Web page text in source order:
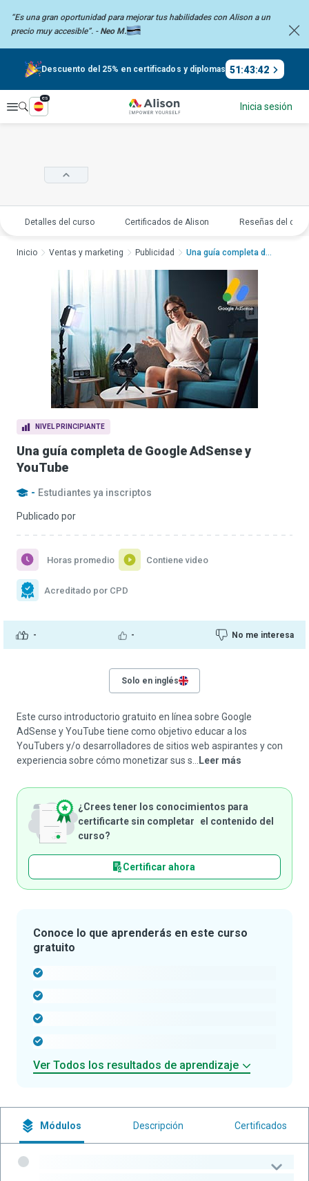
“Es una gran oportunidad para mejorar tus habilidades con Alison a un
preciomuy accesible”. - Neo M.
Descuento del 25% en certificados y diplomas 51:43:41
Explorar
es
Inicia sesión
Detalles del curso Certificados de Alison Reseñas del
NIVEL PRINCIPIANTE
Una guía completa de Google AdSense y
YouTube
- Estudiantes ya inscriptos
Publicado por
- - No me interesa
Horas promedio Contiene video
Acreditado por CPD
Inicio Ventas y marketing Publicidad Una guía completa de...
Solo en inglés
Este curso introductorio gratuito en línea sobre Google
AdSense y YouTube tiene como objetivo educar a los
YouTubers y/o desarrolladores de sitios web aspirantes y con
experiencia sobre cómo monetizar sus s...
Leer más
¿Crees tener los conocimientos para
certificarte sin completar el contenido del
curso?
Certificar ahora
Conoce lo que aprenderás en este curso
gratuito
Ver Todos los resultados de aprendizaje
Módulos Descripción Certificados